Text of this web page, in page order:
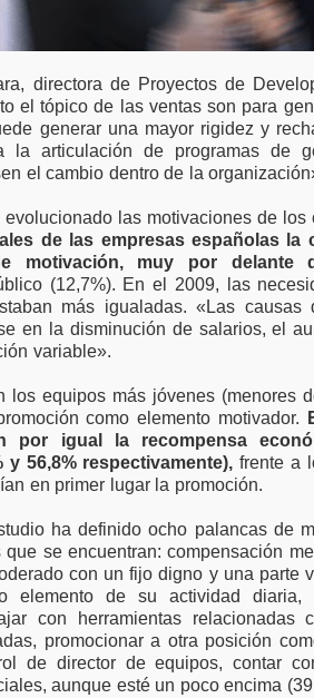
directora de Proyectos de
el tópico de las ventas son para
generar una mayor rigidez y
la articulación de programas de
el cambio dentro de la
evolucionado las motivaciones de los
de las empresas españolas la
motivación, muy por delante
(12,7%). En el 2009, las
más igualadas. «Las causas
en la disminución de salarios, el
variable».
los equipos más jóvenes (menores
como elemento motivador.
por igual la recompensa
y 56,8% respectivamente), frente a
en primer lugar la promoción.
ha definido ocho palancas de
se encuentran: compensación
con un fijo digno y una parte
elemento de su actividad diaria,
con herramientas
promocionar a otra posición
de director de equipos, contar
aunque esté un poco encima